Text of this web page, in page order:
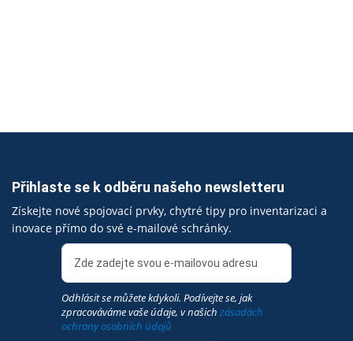
Přihlaste se k odběru našeho newsletteru
Získejte nové spojovací prvky, chytré tipy pro inventarizaci a
inovace přímo do své e-mailové schránky.
Odhlásit se můžete kdykoli. Podívejte se, jak
zpracováváme vaše údaje, v našich zásadách
ochrany osobních údajů